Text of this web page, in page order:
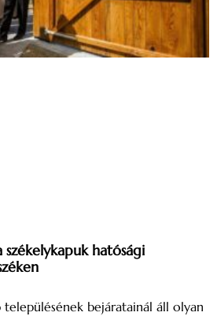
hatósági
bejáratainál áll olyan